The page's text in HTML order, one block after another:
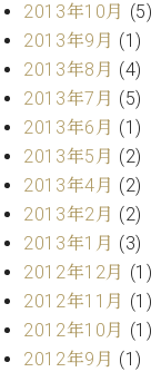
い
合
わ
尾山調律師のブ
ログ Die
Musikgasse（
楽の小道）
2013年10月 (5)
2013年9月 (1)
2013年8月 (4)
2013年7月 (5)
2013年6月 (1)
2013年5月 (2)
2013年4月 (2)
2013年2月 (2)
2013年1月 (3)
2012年12月 (1)
2012年11月 (1)
2012年10月 (1)
2012年9月 (1)